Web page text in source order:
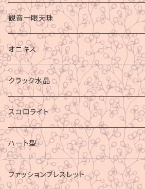
観音一眼天珠
オニキス
クラック水晶
スコロライト
ハート型
ファッションブレスレット